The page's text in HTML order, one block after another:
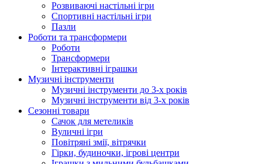
Розвиваючі настільні ігри
Спортивні настільні ігри
Пазли
Роботи та трансформери
Роботи
Трансформери
Інтерактивні іграшки
Музичні інструменти
Музичні інструменти до 3-х років
Музичні інструменти від 3-х років
Сезонні товари
Сачок для метеликів
Вуличні ігри
Повітряні змії, вітрячки
Гірки, будиночки, ігрові центри